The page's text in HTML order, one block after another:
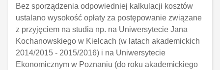
Bez sporządzenia odpowiedniej kalkulacji kosztów
ustalano wysokość opłaty za postępowanie związane
z przyjęciem na studia np. na Uniwersytecie Jana
Kochanowskiego w Kielcach (w latach akademickich
2014/2015 - 2015/2016) i na Uniwersytecie
Ekonomicznym w Poznaniu (do roku akademickiego